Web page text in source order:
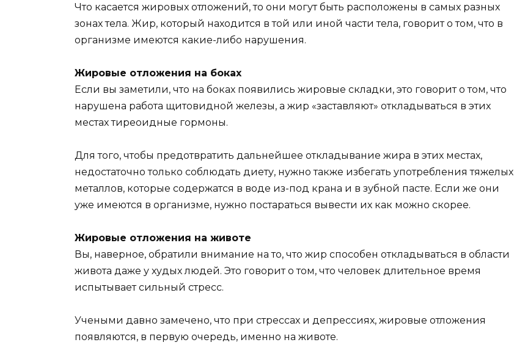
Что касается жировых отложений, то они могут быть расположены в самых разных
зонах тела. Жир, который находится в той или иной части тела, говорит о том, что в
организме имеются какие-либо нарушения.
Жировые отложения на боках
Если вы заметили, что на боках появились жировые складки, это говорит о том, что
нарушена работа щитовидной железы, а жир «заставляют» откладываться в этих
местах тиреоидные гормоны.
Для того, чтобы предотвратить дальнейшее откладывание жира в этих местах,
недостаточно только соблюдать диету, нужно также избегать употребления тяжелых
металлов, которые содержатся в воде из-под крана и в зубной пасте. Если же они
уже имеются в организме, нужно постараться вывести их как можно скорее.
Жировые отложения на животе
Вы, наверное, обратили внимание на то, что жир способен откладываться в области
живота даже у худых людей. Это говорит о том, что человек длительное время
испытывает сильный стресс.
Учеными давно замечено, что при стрессах и депрессиях, жировые отложения
появляются, в первую очередь, именно на животе.